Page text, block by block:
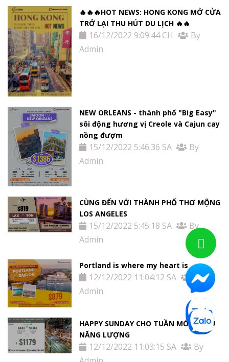
🔥🔥🔥HOT NEWS: HONG KONG MỞ CỬA
TRỞ LẠI THU HÚT DU LỊCH 🔥🔥
16/12/2022 9:09:44 CH
By
Admin
NEW ORLEANS - thành phố "Big Easy"
sôi động hương vị Creole và Cajun cay
nồng đượm
15/12/2022 5:46:36 SA
By
Admin
CÙNG ĐẾN VỚI THÀNH PHỐ THƠ MỘNG
LOS ANGELES
15/12/2022 5:45:18 SA
By
Admin
Portland is where my heart is
12/12/2022 11:04:12 SA
By
Admin
HAPPY SUNDAY CHO TUẦN MỚI NHIỀU
NĂNG LƯỢNG
12/12/2022 11:03:15 SA
By